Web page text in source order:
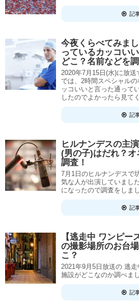
記
今夜くらべてみま
っているカッコい
どこ？名前などを調
2020年7月15日(水)に放
では、2時間スペシャル
ッコいいと言った通って
したのでよかったら見て
記
ヒルナンデスの主
(男の子)はだれ？
調査！
7月1日のヒルナンデスで
気な人が出演していまし
になったので調査をしま
記
【逃走中 ワンピー
の撮影場所のお台
こ？
2021年9月5日放送の 逃
施設がどこなのか調べまし
記